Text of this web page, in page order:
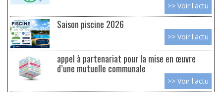
>> Voir l'actu
Saison piscine 2026
>> Voir l'actu
appel à partenariat pour la mise en œuvre
d’une mutuelle communale
>> Voir l'actu